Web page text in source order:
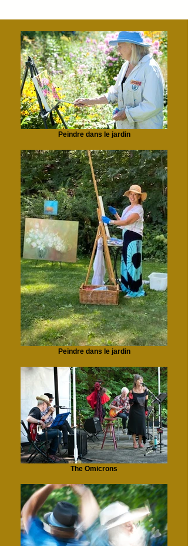
Peindre dans le jardin
Peindre dans le jardin
The Omicrons